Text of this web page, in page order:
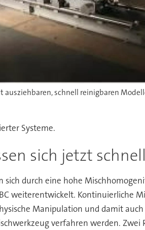
schnell reinigbaren
Systeme.
sich jetzt
durch eine hohe
weiterentwickelt. Kontinuierliche
Manipulation und damit
verfahren werden.